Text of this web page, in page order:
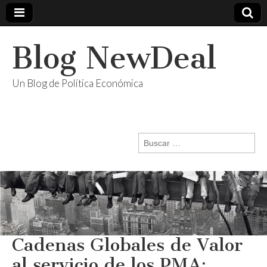
Blog NewDeal
Un Blog de Política Económica
Buscar:
Cadenas Globales de Valor